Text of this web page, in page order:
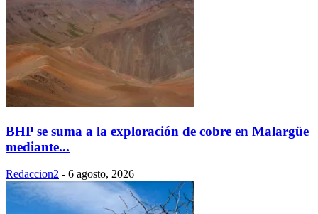
BHP se suma a la exploración de cobre en Malargüe
mediante...
Redaccion2 - 6 agosto, 2026